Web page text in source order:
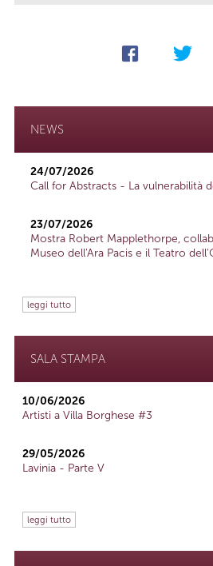
NEWS
24/07/2026
Call for Abstracts - La vulnerabilità
23/07/2026
Mostra Robert Mapplethorpe,
Museo dell'Ara Pacis e il Teatro
leggi tutto
SALA STAMPA
10/06/2026
Artisti a Villa Borghese #3
29/05/2026
Lavinia - Parte V
leggi tutto